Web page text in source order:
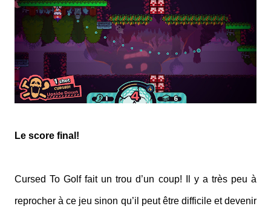
Le score final!
Cursed To Golf fait un trou d’un coup! Il y a très peu à
reprocher à ce jeu sinon qu’il peut être difficile et devenir